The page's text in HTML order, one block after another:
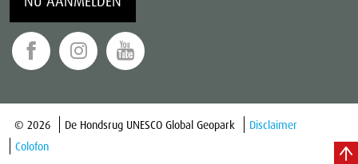
© 2026 De Hondsrug UNESCO Global Geopark
Disclaimer
Colofon